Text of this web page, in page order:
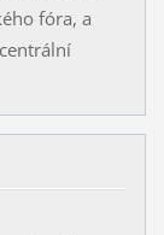
fóra, a